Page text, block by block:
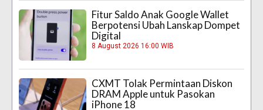
Fitur Saldo Anak Google Wallet
Berpotensi Ubah Lanskap Dompet
Digital
8 August 2026 16:00 WIB
CXMT Tolak Permintaan Diskon
DRAM Apple untuk Pasokan
iPhone 18